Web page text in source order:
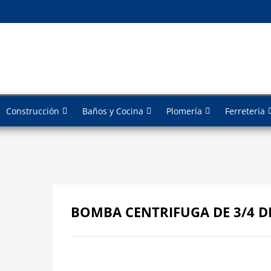
Construcción Baños y Cocina Plomería Ferretería
BOMBA CENTRIFUGA DE 3/4